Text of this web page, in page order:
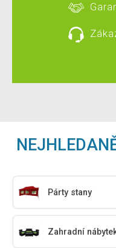
Párty stany
Zahradní